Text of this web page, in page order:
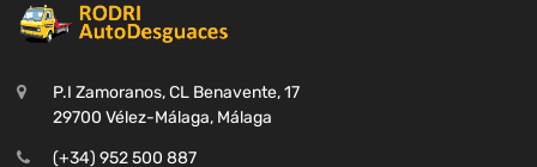
P.I Zamoranos, CL Benavente, 17
29700 Vélez-Málaga, Málaga
(+34) 952 500 887